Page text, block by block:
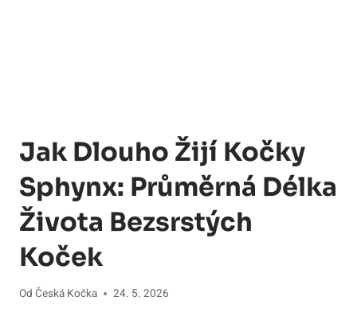
Jak Dlouho Žijí Kočky
Sphynx: Průměrná Délka
Života Bezsrstých
Koček
Od Česká Kočka 24. 5. 2026